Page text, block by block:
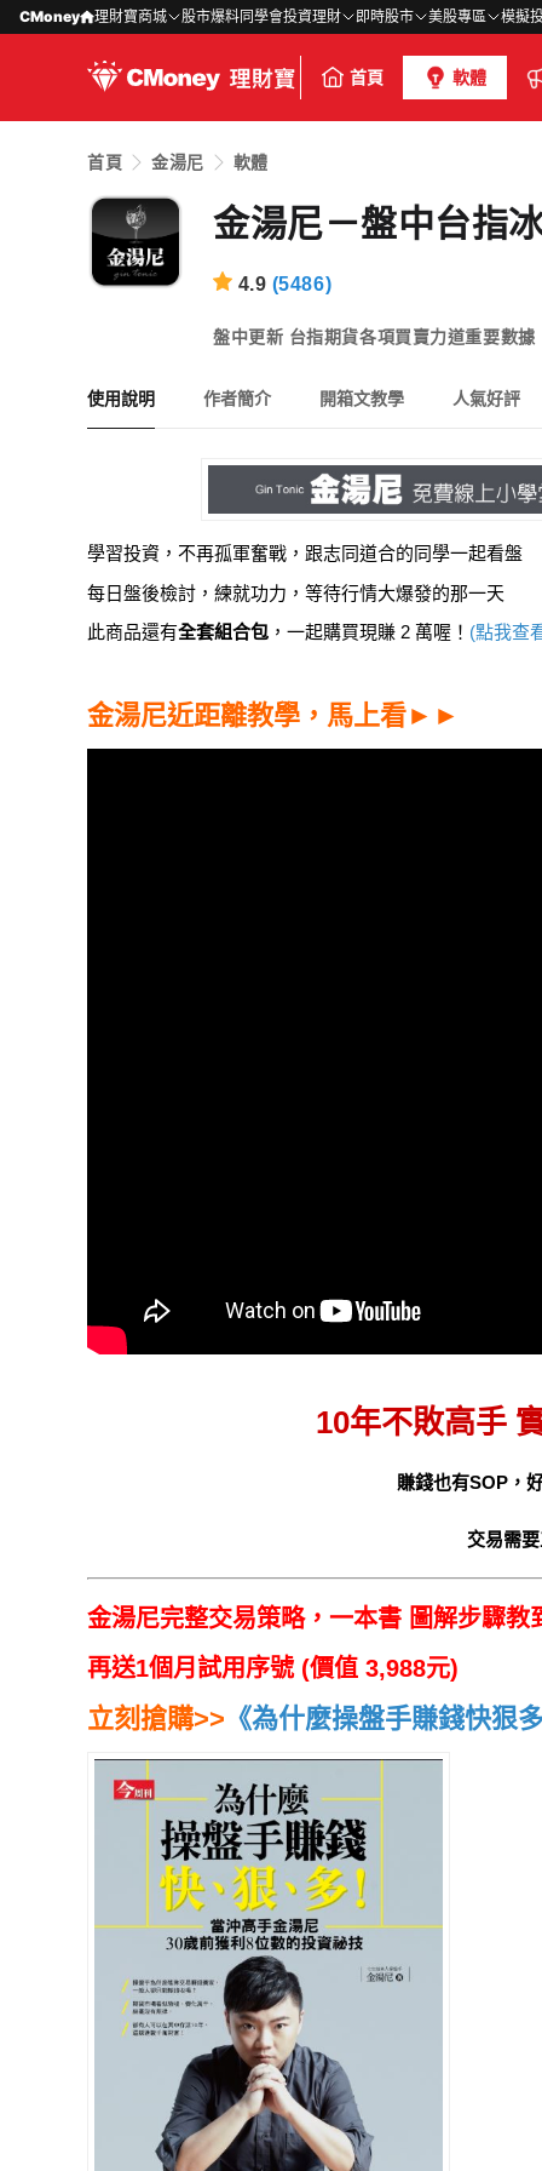
CMoney 理財寶商城 股市爆料同學會投資理財 即時股市 美股專區 模擬
首頁 軟體
首頁 金湯尼 軟體
金湯尼－盤中台指
4.9 (5486)
盤中更新 台指期貨各項買賣力道重要數
使用說明 作者簡介 開箱文教學 人氣好評
學習投資，不再孤軍奮戰，跟志同道合的同學一起看盤
每日盤後檢討，練就功力，等待行情大爆發的那一天
此商品還有全套組合包 ，一起購買現賺 2 萬喔！ (點我查
金湯尼近距離教學，馬上看►►
10年不敗高手
賺錢也有SOP，
交易需
金湯尼完整交易策略， 一本書 圖解步驟教
再送1個月試用序號 (價值 3,988元)
立刻搶購>> 《為什麼操盤手賺錢快狠